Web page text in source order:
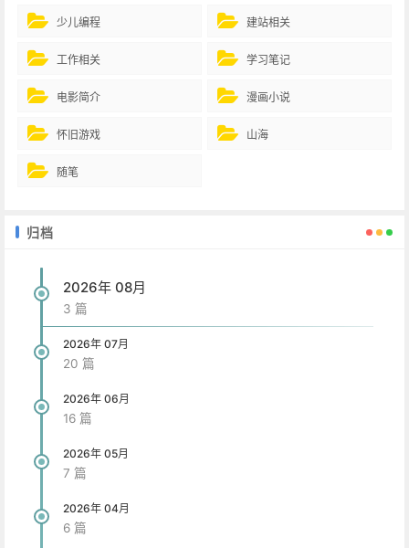
少儿编程 建站相关
工作相关 学习笔记
电影简介 漫画小说
怀旧游戏 山海
随笔
归档
2026年 08月
3 篇
2026年 07月
20 篇
2026年 06月
16 篇
2026年 05月
7 篇
2026年 04月
6 篇